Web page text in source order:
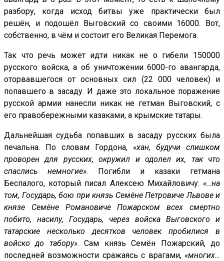
разбору, когда исход битвы уже практически был
решён, и подошёл Выговский со своими 16000. Вот,
собственно, в чём и состоит его Великая Перемога.
Так что речь может идти никак не о гибели 150000
русского войска, а об уничтожении 6000-го авангарда,
оторвавшегося от основных сил (22 000 человек) и
попавшего в засаду. И даже это локальное поражение
русской армии нанесли никак не гетман Выговский, с
его правобережными казаками, а крымские татары.
Дальнейшая судьба попавших в засаду русских была
печальна. По словам Гордона, «хан, будучи слишком
проворен для русских, окружил и одолел их, так что
спаслись немногие». Погибли и казаки гетмана
Беспалого, который писал Алексею Михайловичу: «…на
том, Государь, бою при князь Семёне Петровиче Львове и
князе Семёне Романовиче Пожарском всех смертно
побито, насилу, Государь, через войска Выговского и
татарские несколько десятков человек пробилися в
войско до табору». Сам князь Семён Пожарский, до
последней возможности сражаясь с врагами, «многих…